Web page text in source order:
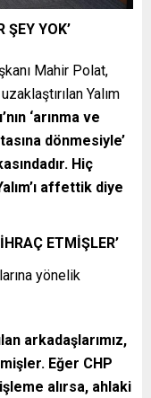
ŞEY YOK’
Mahir Polat,
Yalım
‘arınma ve
dönmesiyle’
Hiç
affettik diye
ETMİŞLER’
yönelik
arkadaşlarımız,
Eğer CHP
alırsa, ahlaki